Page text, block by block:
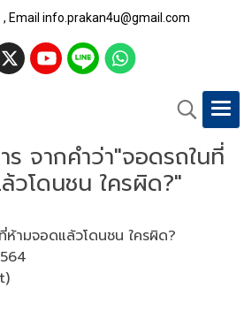
, Email info.prakan4u@gmail.com
จากคำว่า"จอดรถในที่
วโดนชน ใครผิด?"
ห้ามจอดแล้วโดนชน ใครผิด?